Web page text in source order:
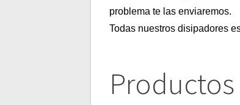
problema te las enviaremos.
Todas nuestros disipadores